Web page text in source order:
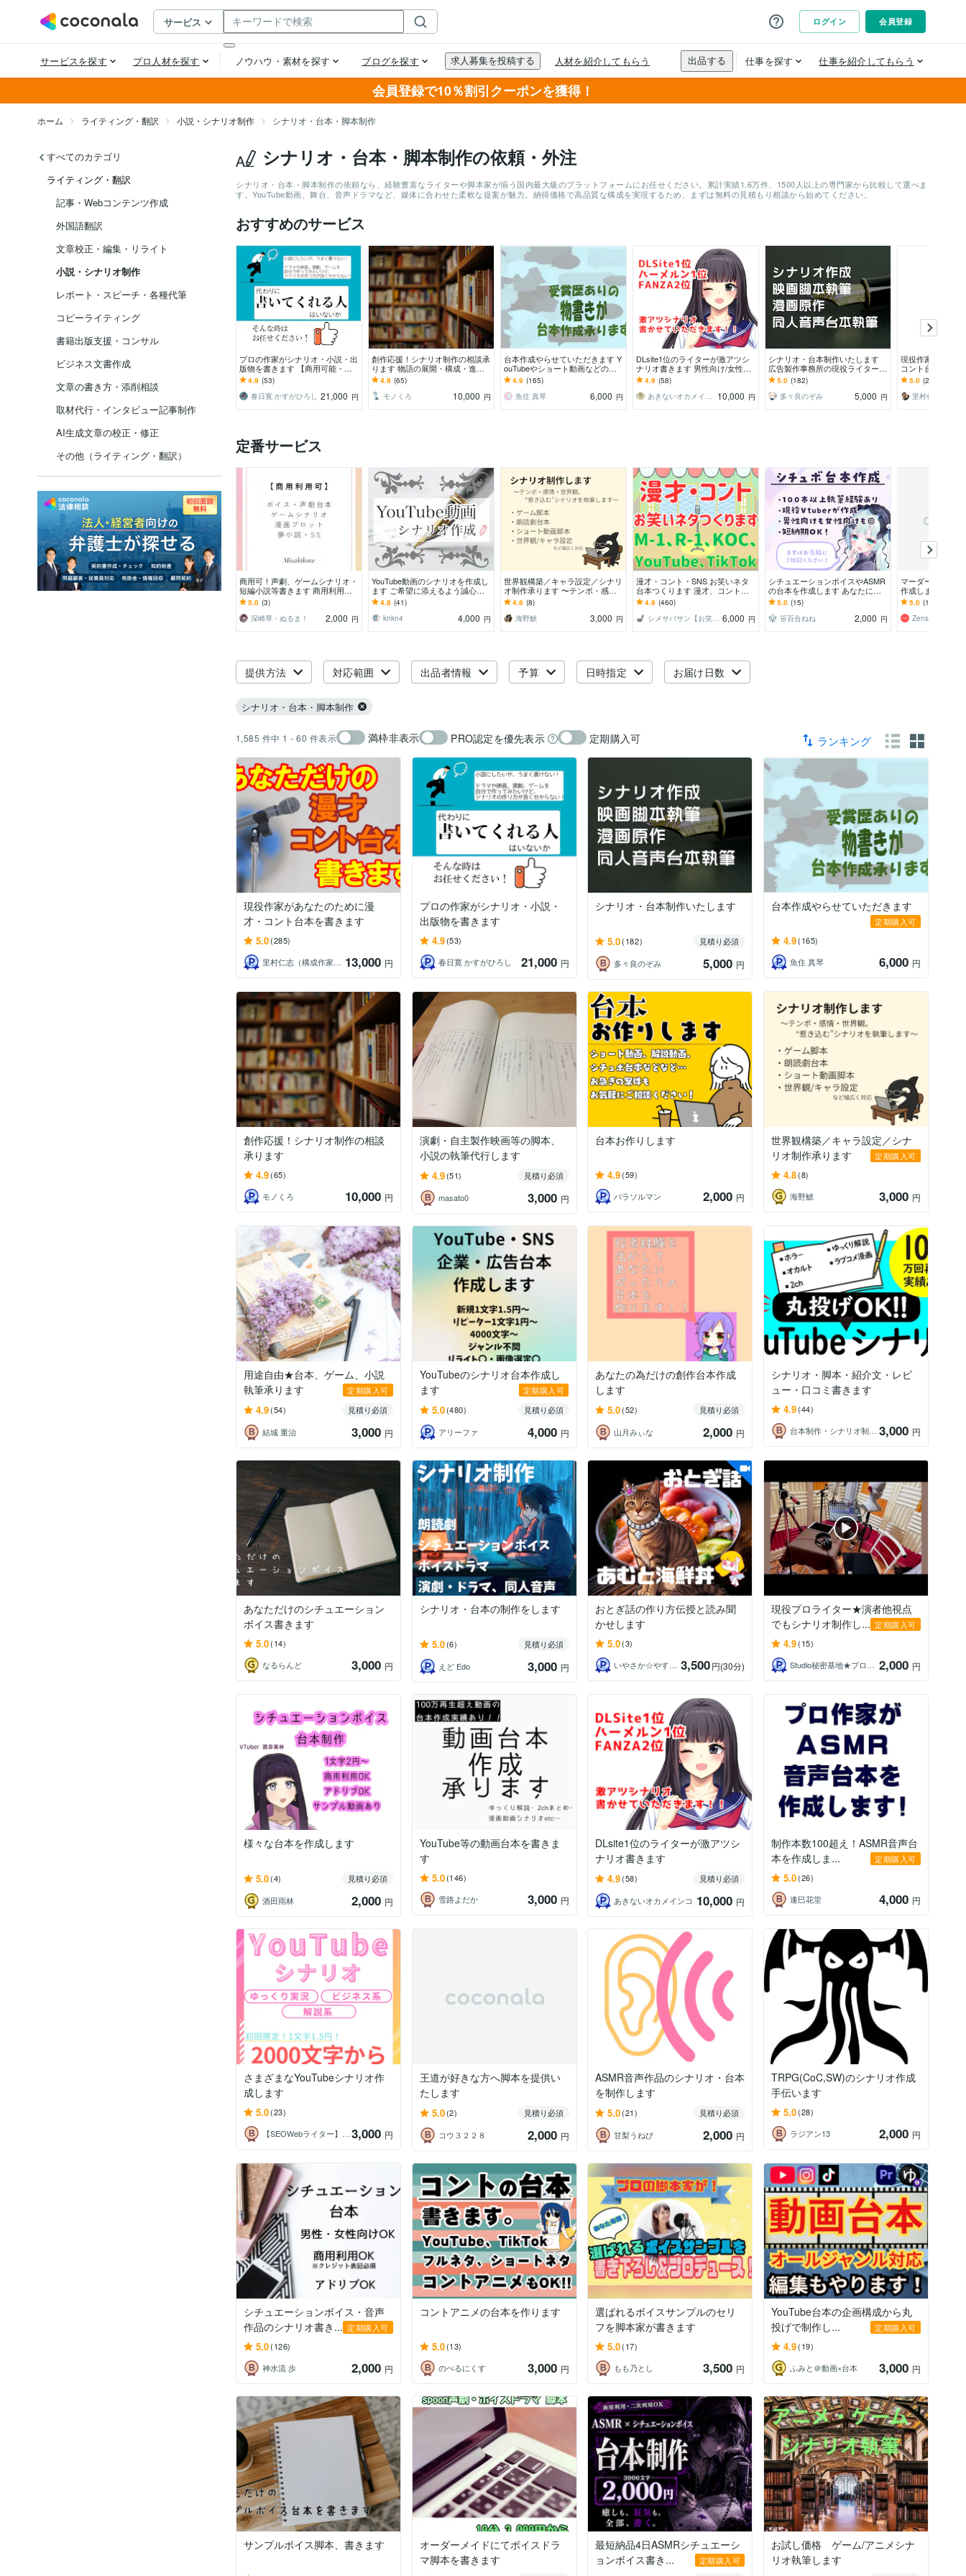
会員登録で10％割引クーポンを獲得！
ホーム ライティング・翻訳 小説・シナリオ制作 シナリオ・台本・脚本制作
すべてのカテゴリ
ライティング・翻訳
記事・Webコンテンツ作成
外国語翻訳
文章校正・編集・リライト
小説・シナリオ制作
レポート・スピーチ・各種代筆
コピーライティング
書籍出版支援・コンサル
ビジネス文書作成
文章の書き方・添削相談
取材代行・インタビュー記事制作
AI生成文章の校正・修正
その他（ライティング・翻訳）
シナリオ・台本・脚本制作の依頼・外注
シナリオ・台本・脚本制作の依頼なら、経験豊富なライターや脚本家が揃う国内最大級のプラットフォームにお任せください。累計実績1.6万件、1500人以上の専門家から比較して選べま
す。YouTube動画、舞台、音声ドラマなど、媒体に合わせた柔軟な提案が魅力。納得価格で高品質な構成を実現するため、まずは無料の見積もり相談から始めてください。
おすすめのサービス
プロの作家がシナリオ・小説・出
版物を書きます 【商用可能・著
作権放棄】1文字７円単価でのス
トーリー制作
4.9 (53)
春日寛 かすがひろし 21,000 円
創作応援！シナリオ制作の相談承
ります 物語の展開・構成・進め
方に迷っている方へ
4.9 (65)
モノくろ
10,000 円
台本作成やらせていただきます Y
ouTubeやショート動画などの台
本相談お気軽に
4.9 (165)
魚住 真琴
6,000 円
DLsite1位のライターが激アツシ
ナリオ書きます 男性向け/女性向
けどっちもOK！ゲーム、漫画、
台本など
4.9 (58)
あきないオカメインコ
10,000 円
シナリオ・台本制作いたします
広告製作事務所の現役ライターが
執筆いたします
5.0 (182)
多々良のぞみ
5,000 円
現役作家があな
コント台本を書
1、結婚式の余興
ubeなどなど
5.0 (285)
定番サービス
商用可！声劇、ゲームシナリオ・
短編小説等書きます 商用利用可
能なシナリオや小説を書きます！
5.0 (3)
深崎琴・ぬるま！
2,000 円
YouTube動画のシナリオを作成し
ます ご希望に添えるよう誠心誠
意努めさせていただきます！
4.8 (41)
knkn4
4,000 円
世界観構築／キャラ設定／シナリ
オ制作承ります 〜テンポ・感
情・世界観。惹き込むシナリオを
執筆します〜
4.8 (8)
海野鯱
3,000 円
漫才・コント・SNS お笑いネタ
台本つくります 漫才、コント、Y
ouTube、バズるTikTokネタ書き
ます
4.9 (460)
シメサバサン【お笑いネタ作家】 6,000 円
シチュエーションボイスやASMR
の台本を作成します あなたにぴ
ったりのオリジナル台本を書きま
す
5.0 (15)
笹百合ねね
2,000 円
マーダーミステ
作成します マー
のシナリオを一
ます
5.0 (1)
Zenshin123
提供方法 対応範囲 出品者情報 予算 日時指定 お届け日数
シナリオ・台本・脚本制作
1,585 件中 1 - 60 件表示 満枠非表示 PRO認定を優先表示 定期購入可 ランキング
現役作家があなたのために漫
才・コント台本を書きます
5.0(285)
里村仁志（構成作家・放送作家・漫才作家）
13,000 円
プロの作家がシナリオ・小説・
出版物を書きます
4.9(53)
春日寛 かすがひろし
21,000 円
シナリオ・台本制作いたします
5.0(182)
見積り必須
多々良のぞみ
5,000 円
台本作成やらせていただきます
定期購入可
4.9(165)
魚住 真琴
6,000 円
創作応援！シナリオ制作の相談
承ります
4.9(65)
モノくろ
10,000 円
演劇・自主製作映画等の脚本、
小説の執筆代行します
4.9(51)
見積り必須
masato0
3,000 円
台本お作りします
4.9(59)
パラソルマン
2,000 円
世界観構築／キャラ設定／シナ
リオ制作承ります
定期購入可
4.8(8)
海野鯱
3,000 円
用途自由★台本、ゲーム、小説
執筆承ります
定期購入可
4.9(54)
見積り必須
結城 重治
3,000 円
YouTubeのシナリオ台本作成し
ます
定期購入可
5.0(480)
見積り必須
アリーファ
4,000 円
あなたの為だけの創作台本作成
します
5.0(52)
見積り必須
山月みぃな
2,000 円
シナリオ・脚本・紹介文・レビ
ュー・口コミ書きます
4.9(44)
台本制作・シナリオ制作致します 3,000 円
あなただけのシチュエーション
ボイス書きます
5.0(14)
なるらんど
3,000 円
シナリオ・台本の制作をします
5.0(6)
見積り必須
えど Edo
3,000 円
おとぎ話の作り方伝授と読み聞
かせします
5.0(3)
いやさか☆やすらぎの傾聴者
3,500円(30分)
現役プロライター★演者他視点
でもシナリオ制作し... 定期購入可
4.9(15)
Studio秘密基地★プロ声優＆プロ集団
2,000 円
様々な台本を作成します
5.0(4)
見積り必須
酒田雨林
2,000 円
YouTube等の動画台本を書きま
す
5.0(146)
雪路よだか
3,000 円
DLsite1位のライターが激アツシ
ナリオ書きます
4.9(58)
見積り必須
あきないオカメインコ 10,000 円
制作本数100超え！ASMR音声台
本を作成しま...
定期購入可
5.0(26)
逢巳花堂
4,000 円
さまざまなYouTubeシナリオ作
成します
5.0(23)
【SEOWebライター】深愛―みお― 3,000 円
王道が好きな方へ脚本を提供い
たします
5.0(2)
見積り必須
コウ３２２８
2,000 円
ASMR音声作品のシナリオ・台本
を制作します
5.0(21)
見積り必須
甘梨うねび
2,000 円
TRPG(CoC,SW)のシナリオ作成
手伝います
5.0(28)
ラジアン13
2,000 円
シチュエーションボイス・音声
作品のシナリオ書き... 定期購入可
5.0(126)
神水流 歩
2,000 円
コントアニメの台本を作ります
5.0(13)
のぺるにくす
3,000 円
選ばれるボイスサンプルのセリ
フを脚本家が書きます
5.0(17)
もも乃とし
3,500 円
YouTube台本の企画構成から丸
投げで制作し...
定期購入可
4.9(19)
ふみと＠動画×台本
3,000 円
サンプルボイス脚本、書きます
オーダーメイドにてボイスドラ
マ脚本を書きます
最短納品4日ASMRシチュエーシ
ョンボイス書き...
定期購入可
お試し価格 ゲーム/アニメシナ
リオ執筆します